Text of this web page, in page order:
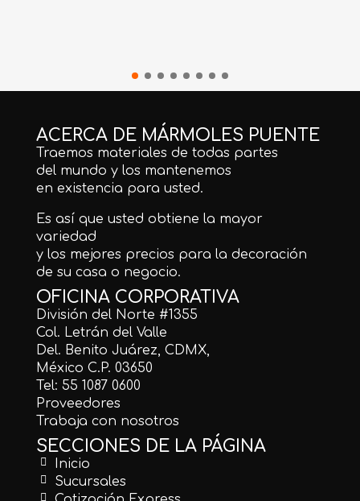
ACERCA DE MÁRMOLES PUENTE
Traemos materiales de todas partes
del mundo y los mantenemos
en existencia para usted.
Es así que usted obtiene la mayor
variedad
y los mejores precios para la decoración
de su casa o negocio.
OFICINA CORPORATIVA
División del Norte #1355
Col. Letrán del Valle
Del. Benito Juárez, CDMX,
México C.P. 03650
Tel: 55 1087 0600
Proveedores
Trabaja con nosotros
SECCIONES DE LA PÁGINA
Inicio
Sucursales